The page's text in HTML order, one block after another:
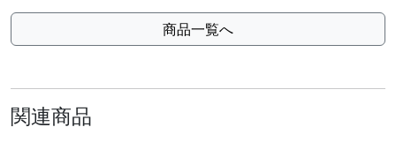
商品一覧へ
関連商品